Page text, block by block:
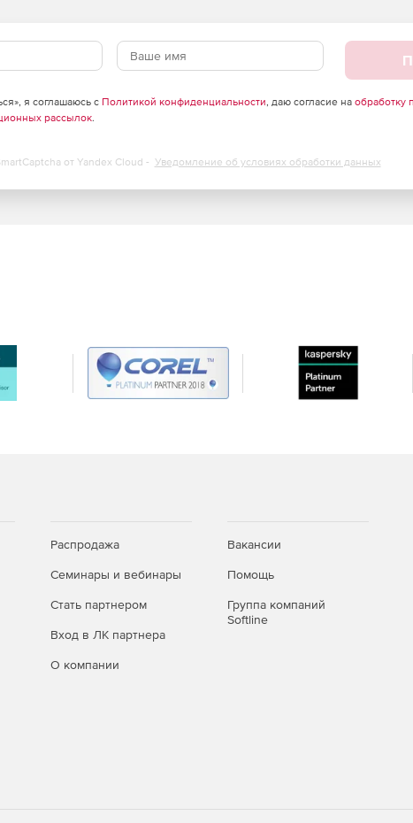
конфигураций, таким как POS-
доступу пользователей.
я соглашаюсь с Политикой конфиденциальности, даю согласие на обработку
рассылок.
от Yandex Cloud - Уведомление об условиях обработки данных
Распродажа
Семинары и вебинары
Стать партнером
Вход в ЛК партнера
О компании
Вакансии
Помощь
Группа компаний
Softline